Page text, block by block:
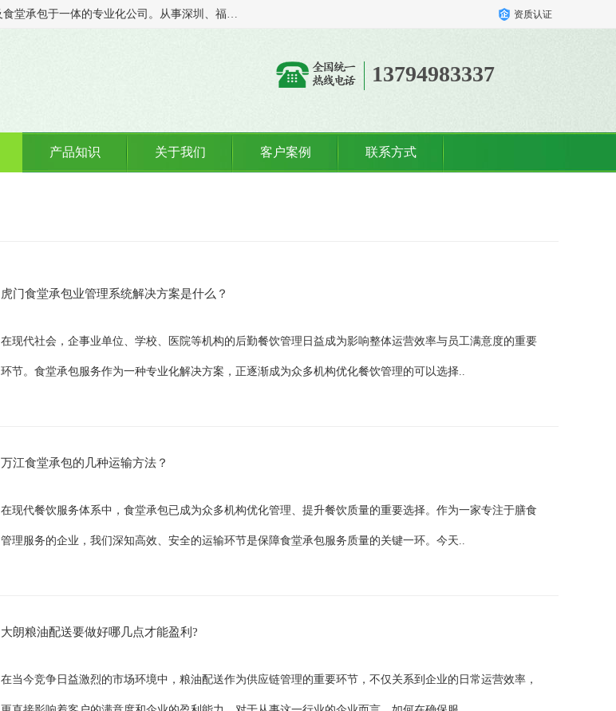
广东食安膳食管理服务有限公司是一家集干货粮油、肉禽蔬菜等食品加工、配送及食堂承包于一体的专业化公司。从事深圳、福永、公明、沙井、松岗等地区的蔬菜配送服务。 专业的服务队伍，以及完善的服务机制，经过多年的努力拼搏，赢得了广大客户的信赖和支持。 资质认证
13794983337
产品知识 关于我们 客户案例 联系方式
虎门食堂承包业管理系统解决方案是什么？
在现代社会，企事业单位、学校、医院等机构的后勤餐饮管理日益成为影响整体运营效率与员工满意度的重要
环节。食堂承包服务作为一种专业化解决方案，正逐渐成为众多机构优化餐饮管理的可以选择..
万江食堂承包的几种运输方法？
在现代餐饮服务体系中，食堂承包已成为众多机构优化管理、提升餐饮质量的重要选择。作为一家专注于膳食
管理服务的企业，我们深知高效、安全的运输环节是保障食堂承包服务质量的关键一环。今天..
大朗粮油配送要做好哪几点才能盈利?
在当今竞争日益激烈的市场环境中，粮油配送作为供应链管理的重要环节，不仅关系到企业的日常运营效率，